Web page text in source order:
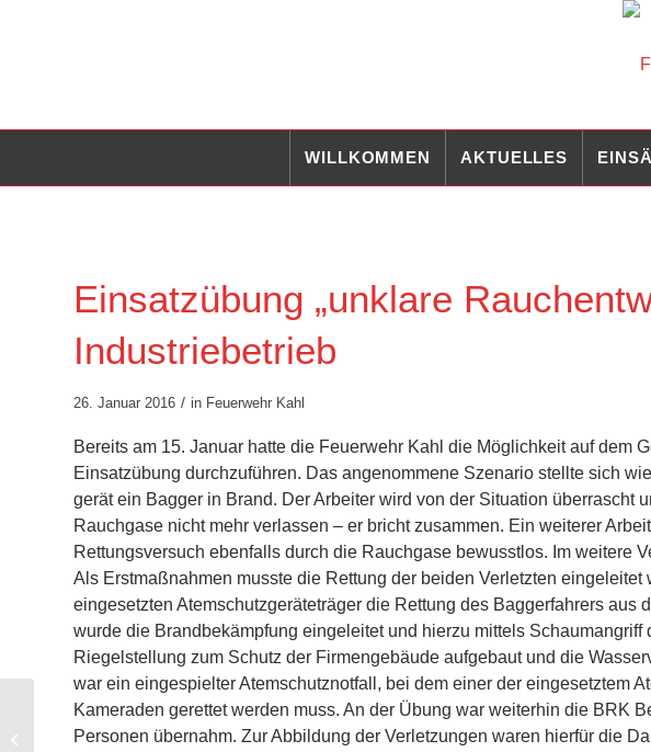
WILLKOMMEN AKTUELLES
Einsatzübung „unklare
Industriebetrieb
26. Januar 2016 / in Feuerwehr Kahl
Bereits am 15. Januar hatte die Feuerwehr Kahl die Möglichkeit auf dem
Einsatzübung durchzuführen. Das angenommene Szenario stellte sich
gerät ein Bagger in Brand. Der Arbeiter wird von der Situation überrascht
Rauchgase nicht mehr verlassen – er bricht zusammen. Ein weiterer
Rettungsversuch ebenfalls durch die Rauchgase bewusstlos. Im weitere
Als Erstmaßnahmen musste die Rettung der beiden Verletzten
eingesetzten Atemschutzgeräteträger die Rettung des Baggerfahrers aus
wurde die Brandbekämpfung eingeleitet und hierzu mittels
Riegelstellung zum Schutz der Firmengebäude aufgebaut und die
war ein eingespielter Atemschutznotfall, bei dem einer der eingesetztem
Kameraden gerettet werden muss. An der Übung war weiterhin die BRK
Personen übernahm. Zur Abbildung der Verletzungen waren hierfür die
Dachstuhlbrand in Kahl